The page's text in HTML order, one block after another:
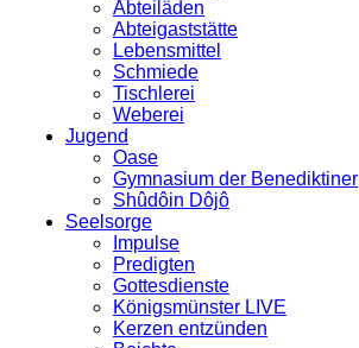
Abteiläden
Abteigaststätte
Lebensmittel
Schmiede
Tischlerei
Weberei
Jugend
Oase
Gymnasium der Benediktiner
Shûdôin Dôjô
Seelsorge
Impulse
Predigten
Gottesdienste
Königsmünster LIVE
Kerzen entzünden